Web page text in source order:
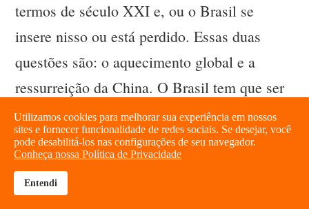
termos de século XXI e, ou o Brasil se
insere nisso ou está perdido. Essas duas
questões são: o aquecimento global e a
ressurreição da China. O Brasil tem que ser
competitivo, mas, ao mesmo tempo, com
sustentabilidade ambiental. Essa equação é
econômica. É disso que os candidatos com
cabeça mais “cepalina”, como é o caso do
brightness_high
Utilizamos cookies para melhorar sua experiência em nossos
sites e fornecer funcionalidade de redes sociais. Se desejar, você
pode desabilitá-los nas configurações de seu navegador.
Conheça nossa Política de Privacidade
Entendi